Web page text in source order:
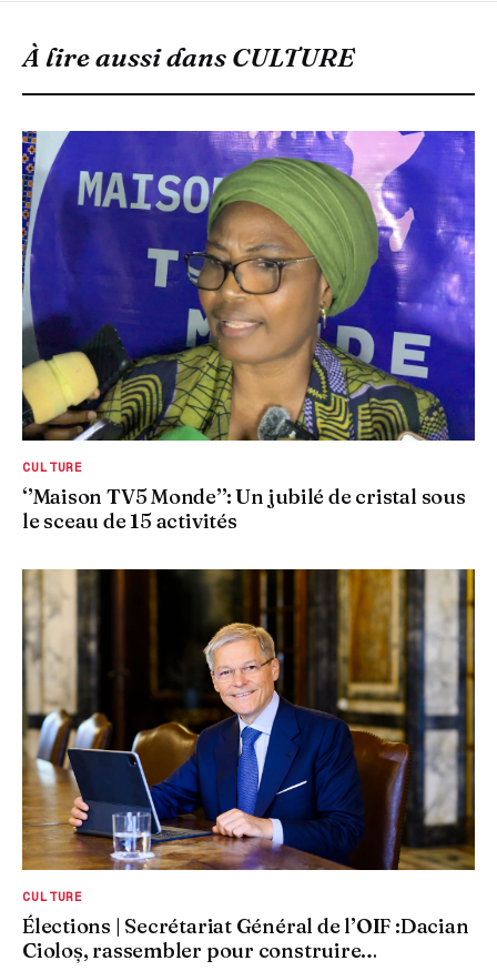
À lire aussi dans CULTURE
CULTURE
‘’Maison TV5 Monde’’: Un jubilé de cristal sous
le sceau de 15 activités
CULTURE
Élections | Secrétariat Général de l’OIF :Dacian
Cioloș, rassembler pour construire…